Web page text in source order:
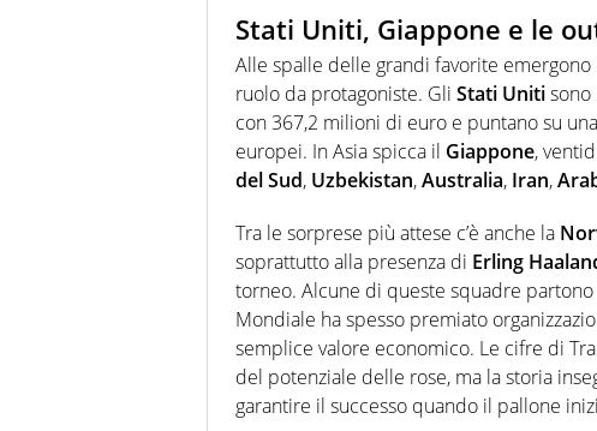
Stati Uniti, Giappone e le
Alle spalle delle grandi favorite
ruolo da protagoniste. Gli Stati Unitisono
con 367,2 milioni di euro e puntano su
europei. In Asia spicca il Giappone,
del Sud, Uzbekistan,Australia, Iran,
Tra le sorprese più attese c’è anche la
soprattutto alla presenza di Erling
torneo. Alcune di queste squadre
Mondiale ha spesso premiato
semplice valore economico. Le cifre di
del potenziale delle rose, ma la storia
garantire il successo quando il pallone